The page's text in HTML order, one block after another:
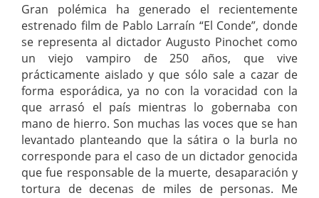
Gran polémica ha generado el recientemente
estrenado film de Pablo Larraín “El Conde”, donde
se representa al dictador Augusto Pinochet como
un viejo vampiro de 250 años, que vive
prácticamente aislado y que sólo sale a cazar de
forma esporádica, ya no con la voracidad con la
que arrasó el país mientras lo gobernaba con
mano de hierro. Son muchas las voces que se han
levantado planteando que la sátira o la burla no
corresponde para el caso de un dictador genocida
que fue responsable de la muerte, desaparación y
tortura de decenas de miles de personas. Me